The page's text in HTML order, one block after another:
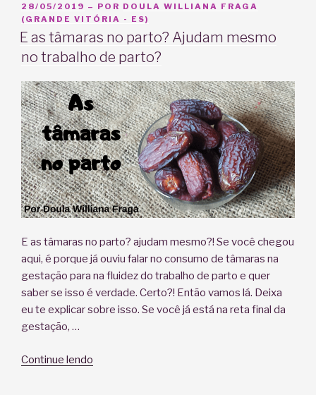
PUBLICADO
EM
28/05/2019 – POR DOULA WILLIANA FRAGA
(GRANDE VITÓRIA - ES)
E as tâmaras no parto? Ajudam mesmo
no trabalho de parto?
E as tâmaras no parto? ajudam mesmo?! Se você chegou
aqui, é porque já ouviu falar no consumo de tâmaras na
gestação para na fluidez do trabalho de parto e quer
saber se isso é verdade. Certo?! Então vamos lá. Deixa
eu te explicar sobre isso. Se você já está na reta final da
gestação, …
Continue lendo